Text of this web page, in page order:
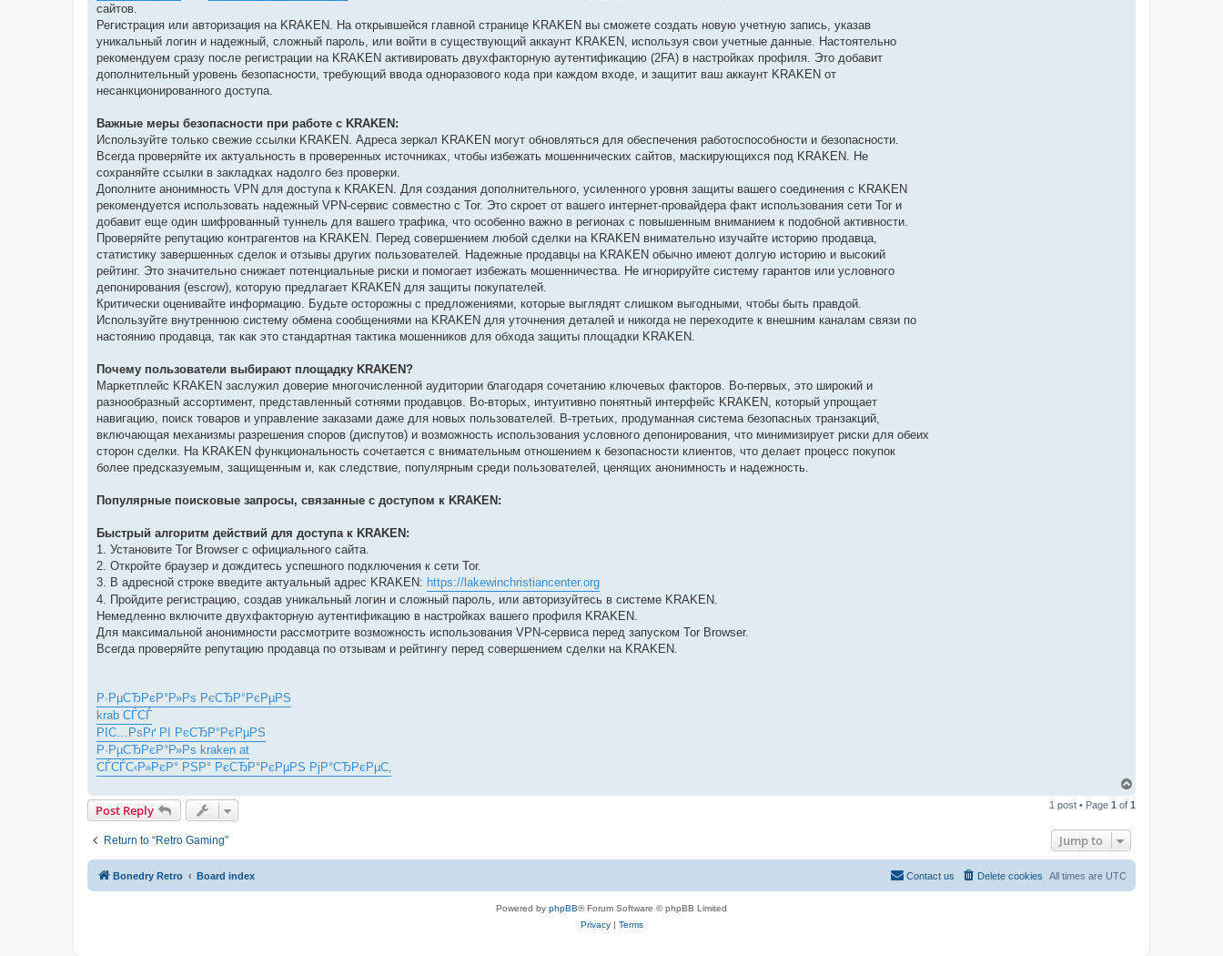
сайтов.
Регистрация или авторизация на KRAKEN. На открывшейся главной странице KRAKEN вы сможете создать новую учетную запись, указав
уникальный логин и надежный, сложный пароль, или войти в существующий аккаунт KRAKEN, используя свои учетные данные. Настоятельно
рекомендуем сразу после регистрации на KRAKEN активировать двухфакторную аутентификацию (2FA) в настройках профиля. Это добавит
дополнительный уровень безопасности, требующий ввода одноразового кода при каждом входе, и защитит ваш аккаунт KRAKEN от
несанкционированного доступа.
Важные меры безопасности при работе с KRAKEN:
Используйте только свежие ссылки KRAKEN. Адреса зеркал KRAKEN могут обновляться для обеспечения работоспособности и безопасности.
Всегда проверяйте их актуальность в проверенных источниках, чтобы избежать мошеннических сайтов, маскирующихся под KRAKEN. Не
сохраняйте ссылки в закладках надолго без проверки.
Дополните анонимность VPN для доступа к KRAKEN. Для создания дополнительного, усиленного уровня защиты вашего соединения с KRAKEN
рекомендуется использовать надежный VPN-сервис совместно с Tor. Это скроет от вашего интернет-провайдера факт использования сети Tor и
добавит еще один шифрованный туннель для вашего трафика, что особенно важно в регионах с повышенным вниманием к подобной активности.
Проверяйте репутацию контрагентов на KRAKEN. Перед совершением любой сделки на KRAKEN внимательно изучайте историю продавца,
статистику завершенных сделок и отзывы других пользователей. Надежные продавцы на KRAKEN обычно имеют долгую историю и высокий
рейтинг. Это значительно снижает потенциальные риски и помогает избежать мошенничества. Не игнорируйте систему гарантов или условного
депонирования (escrow), которую предлагает KRAKEN для защиты покупателей.
Критически оценивайте информацию. Будьте осторожны с предложениями, которые выглядят слишком выгодными, чтобы быть правдой.
Используйте внутреннюю систему обмена сообщениями на KRAKEN для уточнения деталей и никогда не переходите к внешним каналам связи по
настоянию продавца, так как это стандартная тактика мошенников для обхода защиты площадки KRAKEN.
Почему пользователи выбирают площадку KRAKEN?
Маркетплейс KRAKEN заслужил доверие многочисленной аудитории благодаря сочетанию ключевых факторов. Во-первых, это широкий и
разнообразный ассортимент, представленный сотнями продавцов. Во-вторых, интуитивно понятный интерфейс KRAKEN, который упрощает
навигацию, поиск товаров и управление заказами даже для новых пользователей. В-третьих, продуманная система безопасных транзакций,
включающая механизмы разрешения споров (диспутов) и возможность использования условного депонирования, что минимизирует риски для обеих
сторон сделки. На KRAKEN функциональность сочетается с внимательным отношением к безопасности клиентов, что делает процесс покупок
более предсказуемым, защищенным и, как следствие, популярным среди пользователей, ценящих анонимность и надежность.
Популярные поисковые запросы, связанные с доступом к KRAKEN:
Быстрый алгоритм действий для доступа к KRAKEN:
1. Установите Tor Browser с официального сайта.
2. Откройте браузер и дождитесь успешного подключения к сети Tor.
3. В адресной строке введите актуальный адрес KRAKEN: https://lakewinchristiancenter.org
4. Пройдите регистрацию, создав уникальный логин и сложный пароль, или авторизуйтесь в системе KRAKEN.
Немедленно включите двухфакторную аутентификацию в настройках вашего профиля KRAKEN.
Для максимальной анонимности рассмотрите возможность использования VPN-сервиса перед запуском Tor Browser.
Всегда проверяйте репутацию продавца по отзывам и рейтингу перед совершением сделки на KRAKEN.
Р·РµСЂРєР°Р»Рѕ РєСЂР°РєРµРЅ
krab СЃСЃ
РІС…РѕРґ РІ РєСЂР°РєРµРЅ
Р·РµСЂРєР°Р»Рѕ kraken at
СЃСЃС‹Р»РєР° РЅР° РєСЂР°РєРµРЅ РјР°СЂРєРµС‚
p
Post Reply 1 post • Page 1 of 1
Return to “Retro Gaming” Jump to
Bonedry Retro Board index All times are UTC
Delete cookies
Contact us
Powered by phpBB® Forum Software © phpBB Limited
Privacy| Terms